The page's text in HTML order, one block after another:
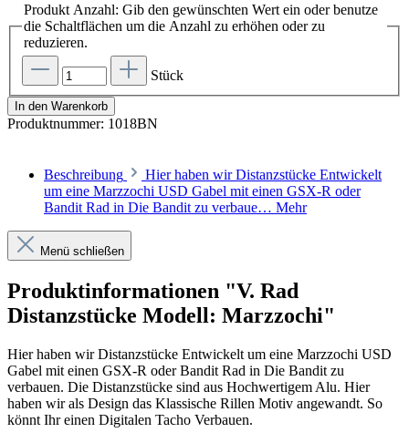
Produkt Anzahl: Gib den gewünschten Wert ein oder benutze
die Schaltflächen um die Anzahl zu erhöhen oder zu
reduzieren.
Stück
In den Warenkorb
Produktnummer: 1018BN
Beschreibung
Hier haben wir Distanzstücke Entwickelt
um eine Marzzochi USD Gabel mit einen GSX-R oder
Bandit Rad in Die Bandit zu verbaue… Mehr
Menü schließen
Produktinformationen "V. Rad
Distanzstücke Modell: Marzzochi"
Hier haben wir Distanzstücke Entwickelt um eine Marzzochi USD
Gabel mit einen GSX-R oder Bandit Rad in Die Bandit zu
verbauen. Die Distanzstücke sind aus Hochwertigem Alu. Hier
haben wir als Design das Klassische Rillen Motiv angewandt. So
könnt Ihr einen Digitalen Tacho Verbauen.